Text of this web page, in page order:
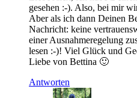
gesehen :-). Also, bei mir
Aber als ich dann Deinen
Nachricht: keine
einer Ausnahmeregelung
lesen :-)! Viel Glück und
Liebe von Bettina 🙂
Antworten